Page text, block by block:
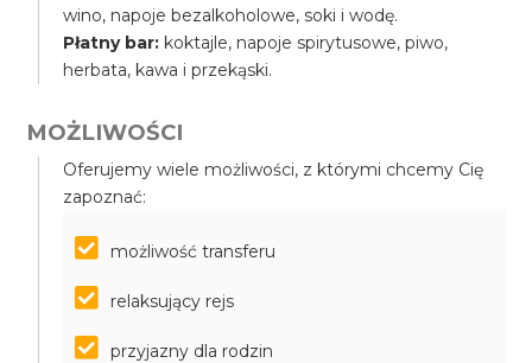
wino, napoje bezalkoholowe, soki i wodę.
Płatny bar: koktajle, napoje spirytusowe, piwo,
herbata, kawa i przekąski.
MOŻLIWOŚCI
Oferujemy wiele możliwości, z którymi chcemy Cię
zapoznać:
możliwość transferu
relaksujący rejs
przyjazny dla rodzin